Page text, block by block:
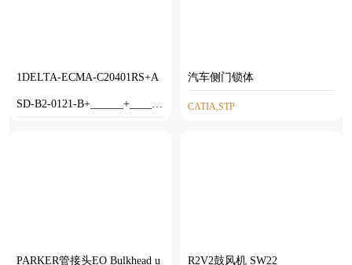
1DELTA-ECMA-C20401RS+A
SD-B2-0121-B+______+______
汽车侧门锁体
CATIA,STP
PARKER管接头EO Bulkhead u R2V2鼓风机 SW22